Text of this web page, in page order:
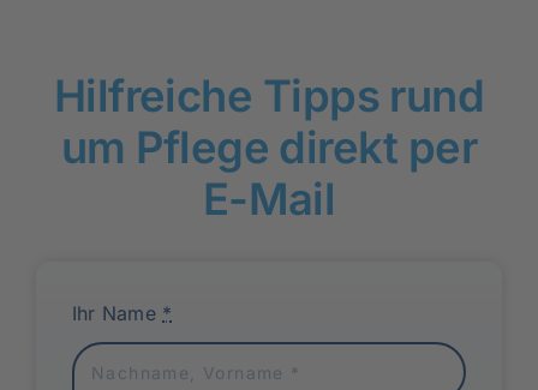
Hilfreiche Tipps rund
um Pflege direkt per
E-Mail
Ihr Name *